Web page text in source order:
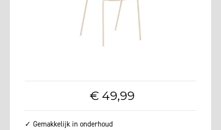
€ 49,99
✓ Gemakkelijk in onderhoud